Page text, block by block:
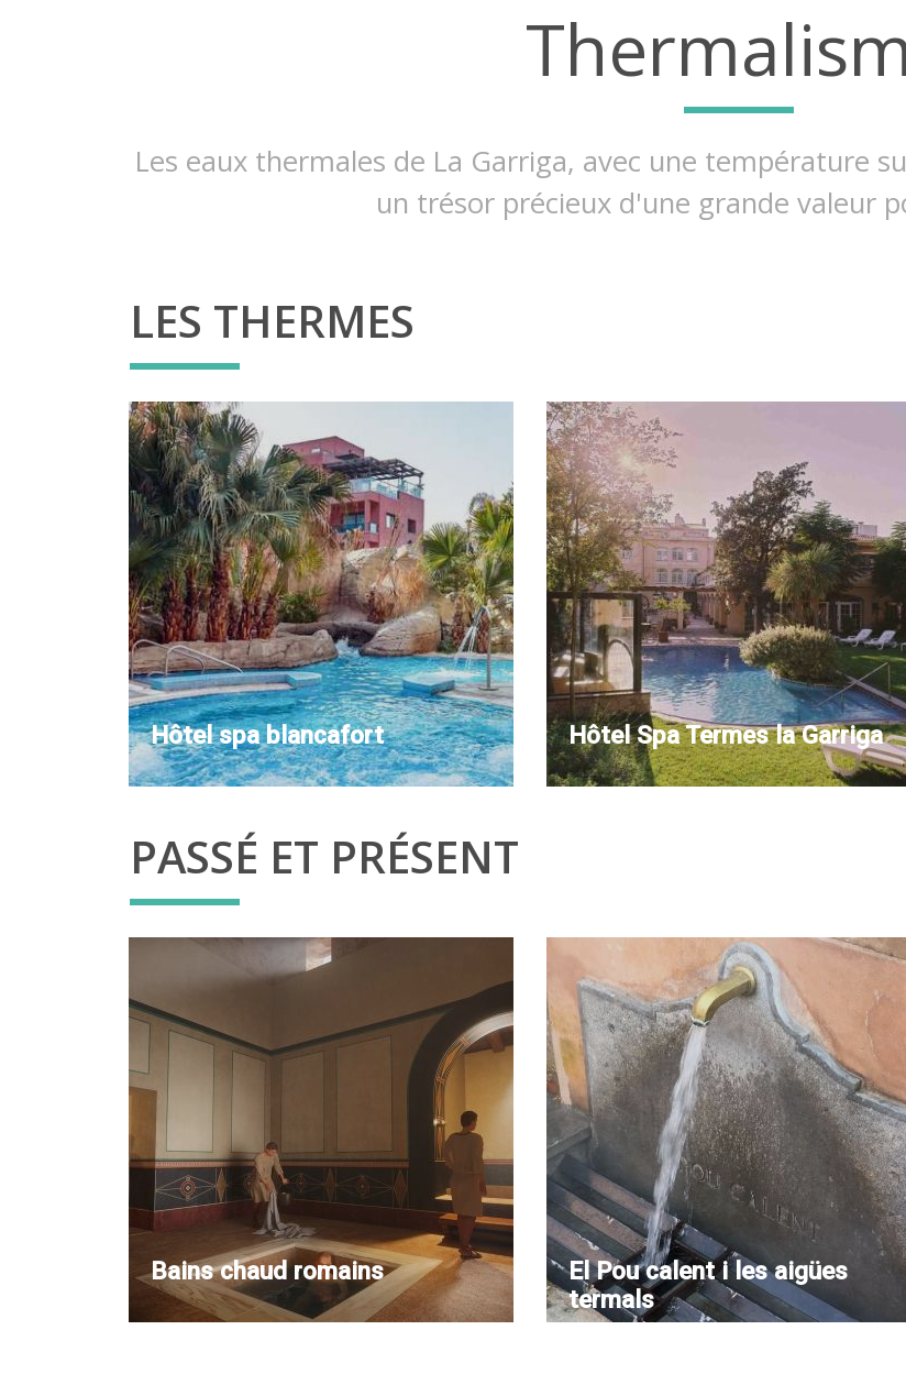
Les eaux thermales de La Garriga, avec une température
un trésor précieux d'une grande valeur
LES THERMES
Hôtel spa blancafort Hôtel Spa Termes la Garriga
PASSÉ ET PRÉSENT
Bains chaud romains
El Pou calent i les aigües
termals